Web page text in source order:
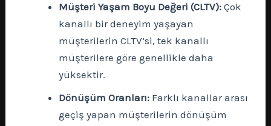
Müşteri Yaşam Boyu Değeri (CLTV): Çok
kanallı bir deneyim yaşayan
müşterilerin CLTV’si, tek kanallı
müşterilere göre genellikle daha
yüksektir.
Dönüşüm Oranları: Farklı kanallar arası
geçiş yapan müşterilerin dönüşüm